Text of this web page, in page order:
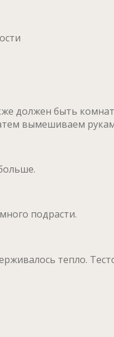
должен быть
вымешиваем
подрасти.
тепло.